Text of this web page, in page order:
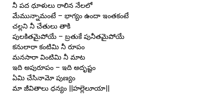
నీ పద ధూళులు రాలిన నేలలో
మేమున్నామంటే – భాగ్యం ఉందా ఇంతకంటే
చల్లని నీ చేతులు తాకి
పులకితమైపోయే – బ్రతుకే పునీతమైపోయే
కనులారా కంటిమి నీ రూపం
మనసారా వింటిమి నీ మాట
ఇది అపురూపం – ఇది అదృష్టం
ఏమి చేసినామో పుణ్యం
మా జీవితాలు ధన్యం ||హల్లెలూయా||